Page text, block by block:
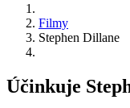
Filmy
Stephen Dillane
Účinkuje